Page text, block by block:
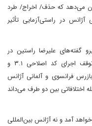
می‌دهد که حذف/ اخراج/ طرد
در راستی‌آزمایی تأثیر
گفته‌های علیرضا راستین در
گپ‌وگفتش با «شرق»، مشخصا دو پرونده توقف اجرای کد اصلاحی ۳.۱ و
فرانسوی و آلمانی آژانس
اختلافاتی بین دو طرف می‌داند
خواهد آمد و نه آژانس بین‌المللی